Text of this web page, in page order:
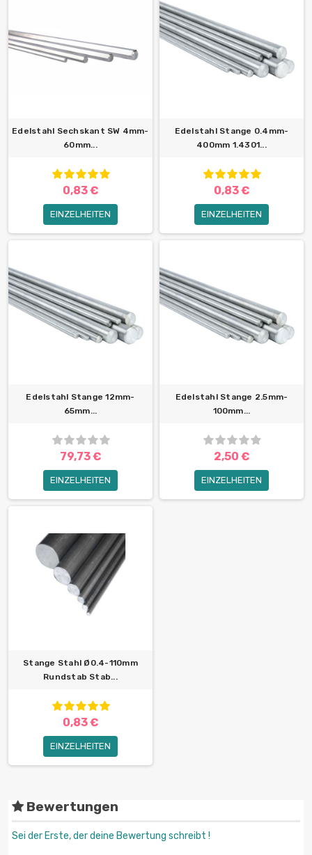
Edelstahl Sechskant SW 4mm-
60mm...
0,83 €
EINZELHEITEN
Edelstahl Stange 0.4mm-
400mm 1.4301...
0,83 €
EINZELHEITEN
Edelstahl Stange 12mm-
65mm...
79,73 €
EINZELHEITEN
Edelstahl Stange 2.5mm-
100mm...
2,50 €
EINZELHEITEN
Stange Stahl Ø0.4-110mm
Rundstab Stab...
0,83 €
EINZELHEITEN
Bewertungen
Sei der Erste, der deine Bewertung schreibt !